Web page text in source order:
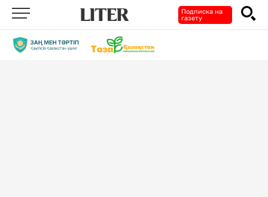
Подписка на
газету